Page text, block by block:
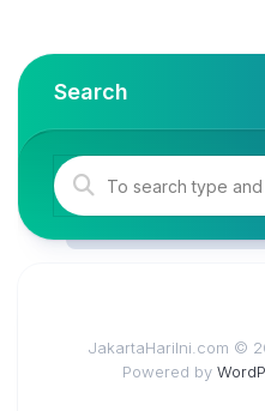
Search
JakartaHariIni.com ©
Powered by